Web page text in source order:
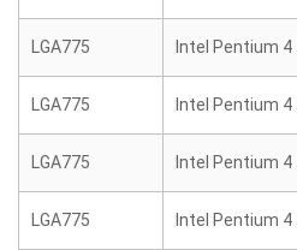
LGA775 Intel Pentium 4
LGA775 Intel Pentium 4
LGA775 Intel Pentium 4
LGA775 Intel Pentium 4